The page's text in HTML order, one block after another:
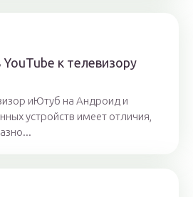
к телевизору
иЮтуб на Андроид и
устройств имеет отличия,